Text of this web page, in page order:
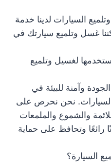
السيارات لدينا خدمة
غسل وتلميع سيارتك في
لغسيل وتلميع
وآمنة للبيئة في
نحن نحرص على
والشموع والملمعات
رائعًا وتحافظ على حماية
السيارة؟